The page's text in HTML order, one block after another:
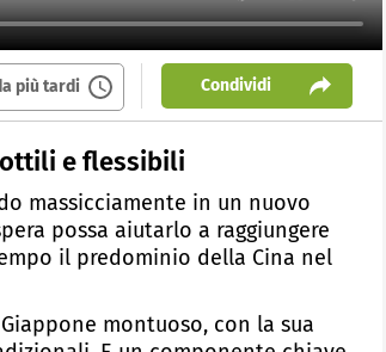
più tardi Condividi
e flessibili
massicciamente in un nuovo
possa aiutarlo a raggiungere
il predominio della Cina nel
montuoso, con la sua